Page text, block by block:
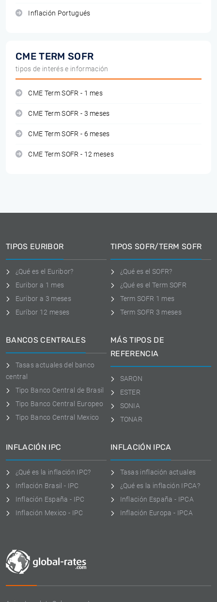
Inflación Portugués
CME TERM SOFR
tipos de interés e información
CME Term SOFR - 1 mes
CME Term SOFR - 3 meses
CME Term SOFR - 6 meses
CME Term SOFR - 12 meses
TIPOS EURIBOR
¿Qué es el Euribor?
Euribor a 1 mes
Euribor a 3 meses
Euríbor 12 meses
TIPOS SOFR/TERM SOFR
¿Qué es el SOFR?
¿Qué es el Term SOFR
Term SOFR 1 mes
Term SOFR 3 meses
BANCOS CENTRALES
Tasas actuales del banco
central
Tipo Banco Central de Brasil
Tipo Banco Central Europeo
Tipo Banco Central Mexico
MÁS TIPOS DE
REFERENCIA
SARON
ESTER
SONIA
TONAR
INFLACIÓN IPC
¿Qué es la inflación IPC?
Inflación Brasil - IPC
Inflación España - IPC
Inflación Mexico - IPC
INFLACIÓN IPCA
Tasas inflación actuales
¿Qué es la inflación IPCA?
Inflación España - IPCA
Inflación Europa - IPCA